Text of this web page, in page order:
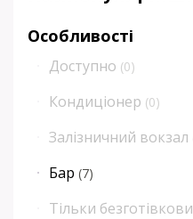
Особливості
Доступно (0)
Кондиціонер (0)
Залізничний вокзал
Бар (7)
Тільки